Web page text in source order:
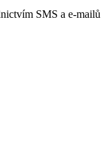
SMS a e-mailů